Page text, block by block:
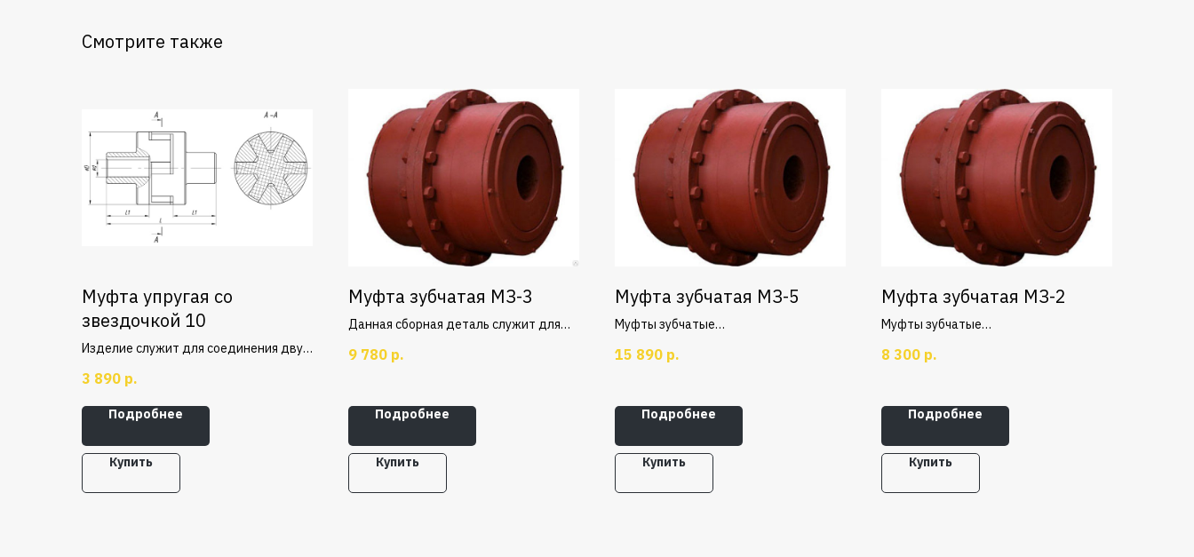
Смотрите также
Муфта упругая со
звездочкой 10
Изделие служит для соединения двух
соответствии ГОСТ Р 50894-96
(ГОСТ14084-93). Номинальный
крутящий момент - 10Нм.
3 890 р.
Подробнее
Купить
Муфта зубчатая МЗ-3
Данная сборная деталь служит для
Состоит из двух полумуфт с
незначительные угловые и
улучшением динамических
характеристик привода.
9 780 р.
Подробнее
Купить
Муфта зубчатая МЗ-5
Муфты зубчатые
применения для соединения соосных
радиальных и осевых смещений
15 890 р.
Подробнее
Купить
Муфта зубчатая МЗ-2
Муфты зубчатые
применения для соединения соосных
радиальных и осевых смещений
8 300 р.
Подробнее
Купить